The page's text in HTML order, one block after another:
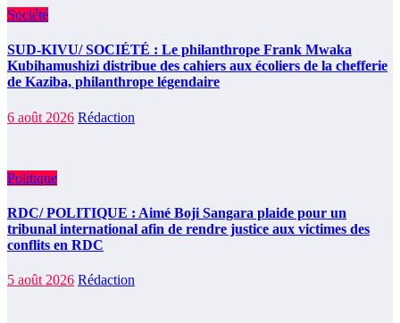
Société
SUD-KIVU/ SOCIÉTÉ : Le philanthrope Frank Mwaka
Kubihamushizi distribue des cahiers aux écoliers de la chefferie
de Kaziba, philanthrope légendaire
6 août 2026 Rédaction
Politique
RDC/ POLITIQUE : Aimé Boji Sangara plaide pour un
tribunal international afin de rendre justice aux victimes des
conflits en RDC
5 août 2026 Rédaction